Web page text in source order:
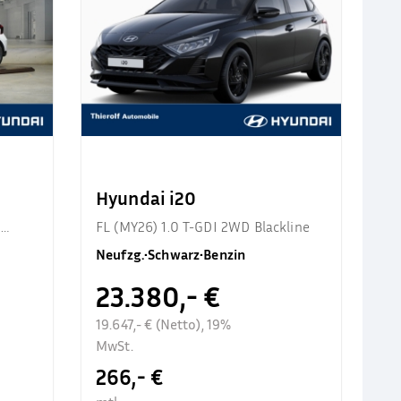
Hyundai i20
FL (MY26) 1.0 T-GDI 2WD Blackline
Neufzg.•Schwarz•Benzin
23.380,- €
19.647,- € (Netto), 19%
MwSt.
266,- €